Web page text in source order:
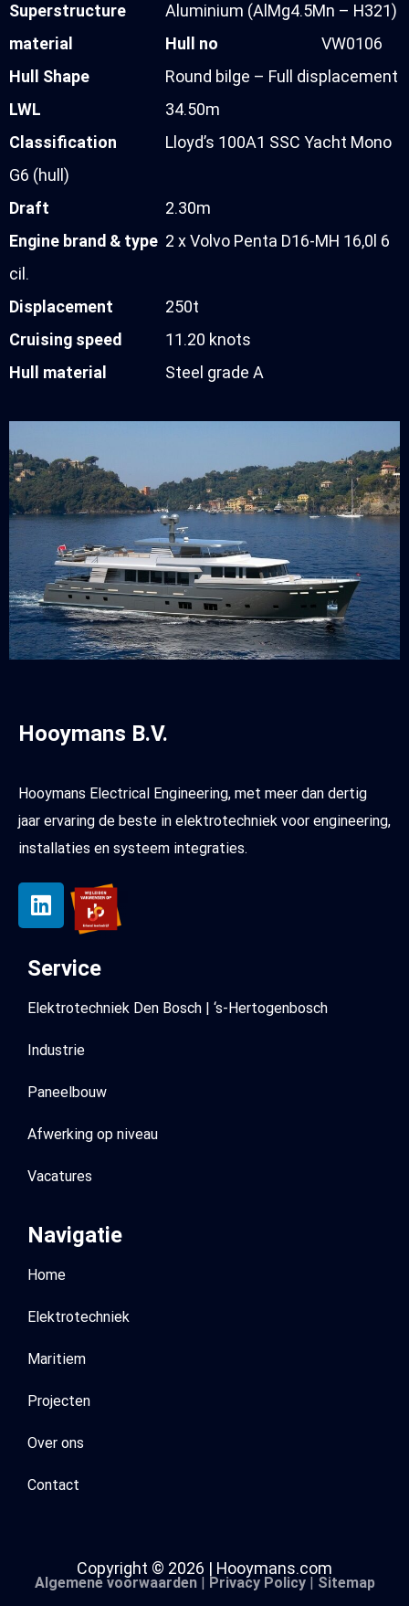
Superstructure
material
Aluminium (AlMg4.5Mn – H321)
Hull no
VW0106
Hull Shape
Round bilge – Full displacement
LWL
34.50m
Classification
Lloyd’s 100A1 SSC Yacht Mono
G6 (hull)
Draft
2.30m
Engine brand & type 2 x Volvo Penta D16-MH 16,0l 6
cil.
Displacement
250t
Cruising speed
11.20 knots
Hull material
Steel grade A
Hooymans B.V.
Hooymans Electrical Engineering, met meer dan dertig
jaar ervaring de beste in elektrotechniek voor engineering,
installaties en systeem integraties.
Service
Elektrotechniek Den Bosch | ‘s-Hertogenbosch
Industrie
Paneelbouw
Afwerking op niveau
Vacatures
Navigatie
Home
Elektrotechniek
Maritiem
Projecten
Over ons
Contact
Copyright © 2026 | Hooymans.com
Algemene voorwaarden| Privacy Policy| Sitemap